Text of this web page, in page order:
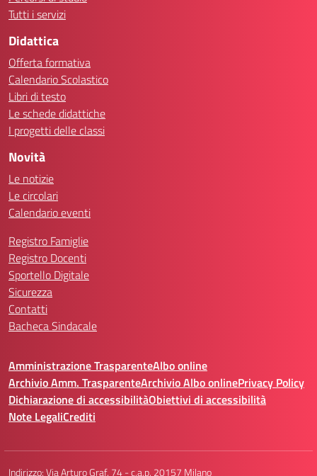
Tutti i servizi
Didattica
Offerta formativa
Calendario Scolastico
Libri di testo
Le schede didattiche
I progetti delle classi
Novità
Le notizie
Le circolari
Calendario eventi
Registro Famiglie
Registro Docenti
Sportello Digitale
Sicurezza
Contatti
Bacheca Sindacale
Amministrazione TrasparenteAlbo online
Archivio Amm. TrasparenteArchivio Albo onlinePrivacy Policy
Dichiarazione di accessibilitàObiettivi di accessibilità
Note LegaliCrediti
Indirizzo:Via Arturo Graf, 74 - c.a.p. 20157 Milano